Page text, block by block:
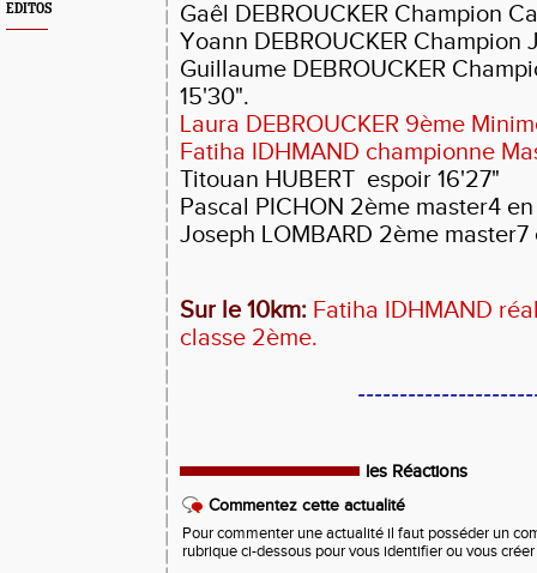
EDITOS
Gaêl DEBROUCKER Champion
Yoann DEBROUCKER Champion
Guillaume DEBROUCKER
15'30".
Laura DEBROUCKER 9ème
Fatiha IDHMAND championne
Titouan HUBERT espoir 16'27"
Pascal PICHON 2ème master4 en
Joseph LOMBARD 2ème master7
Sur le 10km: Fatiha IDHMAND
classe 2ème.
les Réactions
Commentez cette actualité
Pour commenter une actualité il faut posséder un
rubrique ci-dessous pour vous identifier ou vous